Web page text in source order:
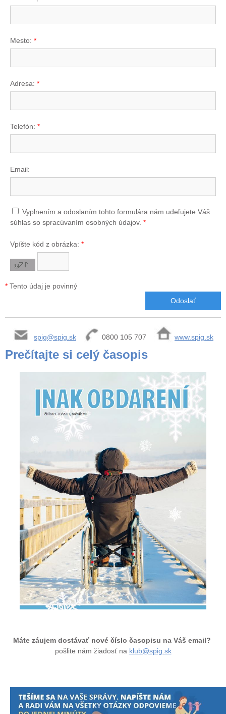
Mesto: *
Adresa: *
Telefón: *
Email:
Vyplnením a odoslaním tohto formulára nám udeľujete Váš
súhlas so spracúvaním osobných údajov. *
Vpíšte kód z obrázka: *
* Tento údaj je povinný
spig@spig.sk 0800 105 707 www.spig.sk
Prečítajte si celý časopis
Máte záujem dostávať nové číslo časopisu na Váš email?
pošlite nám žiadosť na klub@spig.sk